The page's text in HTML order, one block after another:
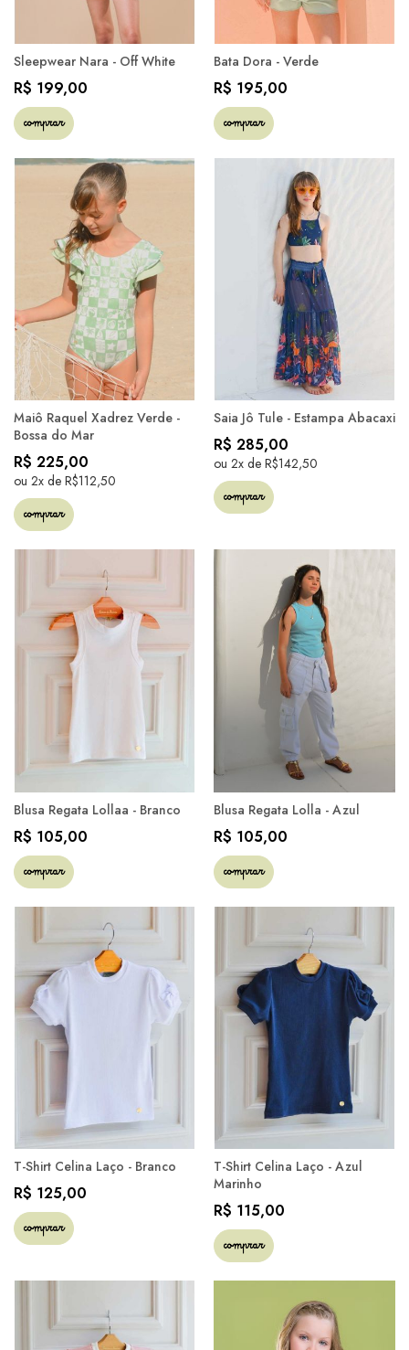
Sleepwear Nara - Off White
R$ 199,00
comprar
Bata Dora - Verde
R$ 195,00
comprar
Maiô Raquel Xadrez Verde -
Bossa do Mar
R$ 225,00
ou 2x de R$112,50
comprar
Saia Jô Tule - Estampa Abacaxi
R$ 285,00
ou 2x de R$142,50
comprar
Blusa Regata Lollaa - Branco
R$ 105,00
comprar
Blusa Regata Lolla - Azul
R$ 105,00
comprar
T-Shirt Celina Laço - Branco
R$ 125,00
comprar
T-Shirt Celina Laço - Azul
Marinho
R$ 115,00
comprar